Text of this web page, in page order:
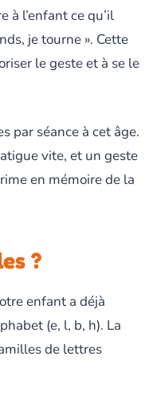
à l’enfant ce qu’il
je tourne ». Cette
le geste et à se le
par séance à cet âge.
vite, et un geste
en mémoire de la
?
enfant a déjà
(e, l, b, h). La
de lettres